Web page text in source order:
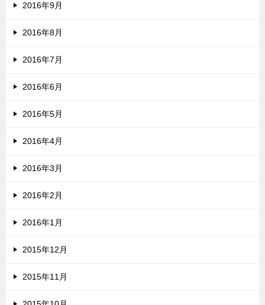
2016年9月
2016年8月
2016年7月
2016年6月
2016年5月
2016年4月
2016年3月
2016年2月
2016年1月
2015年12月
2015年11月